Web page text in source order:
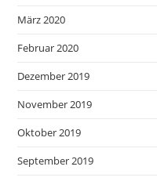
März 2020
Februar 2020
Dezember 2019
November 2019
Oktober 2019
September 2019